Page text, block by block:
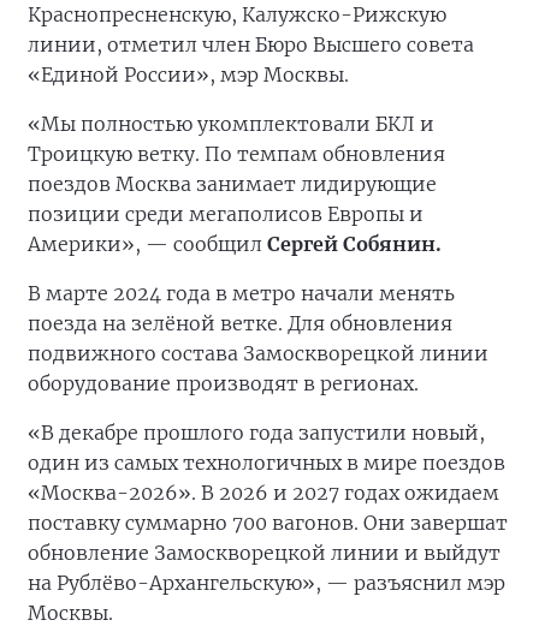
Краснопресненскую, Калужско-Рижскую
линии, отметил член Бюро Высшего совета
«Единой России», мэр Москвы.
«Мы полностью укомплектовали БКЛ и
Троицкую ветку. По темпам обновления
поездов Москва занимает лидирующие
позиции среди мегаполисов Европы и
Америки», — сообщил Сергей Собянин.
В марте 2024 года в метро начали менять
поезда на зелёной ветке. Для обновления
подвижного состава Замоскворецкой линии
оборудование производят в регионах.
«В декабре прошлого года запустили новый,
один из самых технологичных в мире поездов
«Москва-2026». В 2026 и 2027 годах ожидаем
поставку суммарно 700 вагонов. Они завершат
обновление Замоскворецкой линии и выйдут
на Рублёво-Архангельскую», — разъяснил мэр
Москвы.